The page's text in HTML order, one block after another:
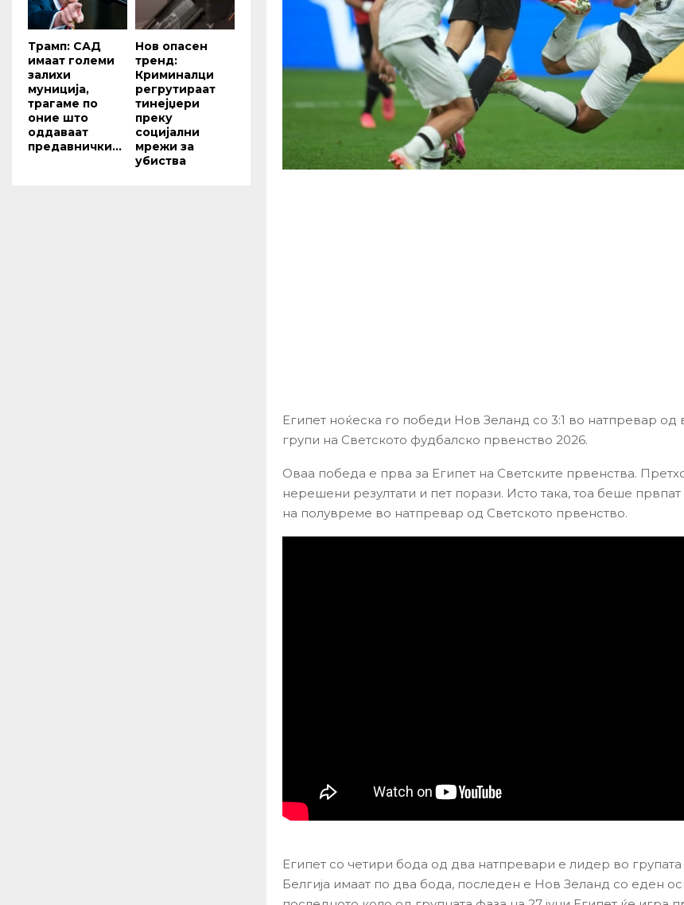
Египет ноќеска го победи Нов Зеланд со 3:1 во натпревар од
групи на Светското фудбалско првенство 2026.
Оваа победа е прва за Египет на Светските првенства.
нерешени резултати и пет порази. Исто така, тоа беше првпат
на полувреме во натпревар од Светското првенство.
Египет со четири бода од два натпревари е лидер во
Белгија имаат по два бода, последен е Нов Зеланд со еден
Трамп: САД
имаат големи
залихи
муниција,
трагаме по
оние што
оддаваат
предавнички...
Нов опасен
тренд:
Криминалци
регрутираат
тинејџери
преку
социјални
мрежи за
убиства